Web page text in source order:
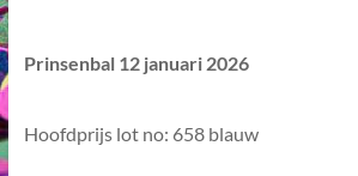
Prinsenbal 12 januari 2026
Hoofdprijs lot no: 658 blauw